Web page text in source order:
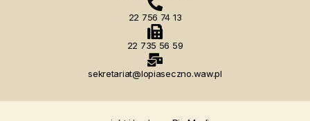
22 756 74 13
22 735 56 59
sekretariat@lopiaseczno.waw.pl